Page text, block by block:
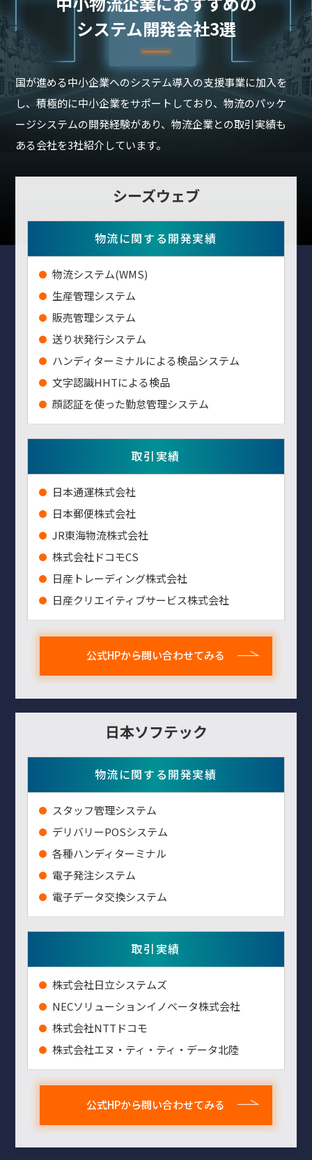
システム開発会社3選
国が進める中小企業へのシステム導入の支援事業に加入を
し、積極的に中小企業をサポートしており、物流のパッケ
ージシステムの開発経験があり、物流企業との取引実績も
ある会社を3社紹介しています。
シーズウェブ
物流に関する開発実績
物流システム(WMS)
生産管理システム
販売管理システム
送り状発行システム
ハンディターミナルによる検品システム
⽂字認識HHTによる検品
顔認証を使った勤怠管理システム
取引実績
⽇本通運株式会社
⽇本郵便株式会社
JR東海物流株式会社
株式会社ドコモCS
日産トレーディング株式会社
日産クリエイティブサービス株式会社
公式HPから問い合わせてみる
日本ソフテック
物流に関する開発実績
スタッフ管理システム
デリバリーPOSシステム
各種ハンディターミナル
電子発注システム
電子データ交換システム
取引実績
株式会社日立システムズ
NECソリューションイノベータ株式会社
株式会社NTTドコモ
株式会社エヌ・ティ・ティ・データ北陸
公式HPから問い合わせてみる